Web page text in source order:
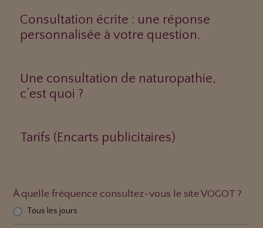
Consultation écrite : une réponse
personnalisée à votre question.
Une consultation de naturopathie,
c’est quoi ?
Tarifs (Encarts publicitaires)
À quelle fréquence consultez-vous le site VOGOT ?
Tous les jours